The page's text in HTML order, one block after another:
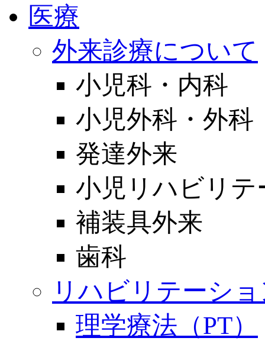
医療
外来診療について
小児科・内科
小児外科・外科
発達外来
小児リハビリ
補装具外来
歯科
リハビリテーシ
理学療法（PT）